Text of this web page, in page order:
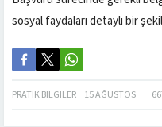
sosyal faydaları detaylı bir
PRATIK BILGILER 15 AĞUSTOS